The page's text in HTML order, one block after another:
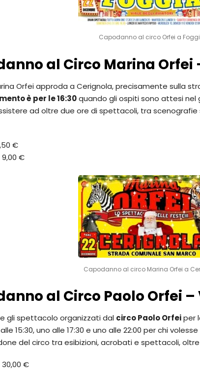
Capodanno al circo Orfei a
al Circo Marina Orfei
Orfei approda a Cerignola, precisamente sulla
è per le 16:30quando gli ospiti sono attesi
ad oltre due ore di spettacoli, tra
€
9,00 €
Capodanno al circo Marina Orfei a
al Circo Paolo Orfei
gli spettacolo organizzati dal circo Paolo Orfeiper
15:30, uno alle 17:30 e uno alle 22:00 per chi
del circo tra esibizioni, acrobati e spettacoli,
30,00 €